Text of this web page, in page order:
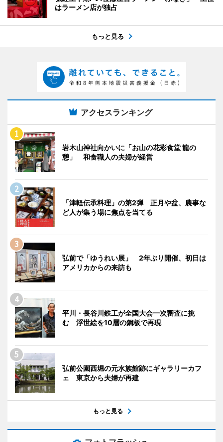
はラーメン店が独占
もっと見る
アクセスランキング
岩木山神社向かいに「お山の花彩食堂 龍の
憩」 和食職人の夫婦が経営
「津軽伝承料理」の第2弾 正月や盆、農事な
ど人が集う場に焦点を当てる
弘前で「ゆうれい展」 2年ぶり開催、初日は
アメリカからの来訪も
平川・長谷川鉄工が全国大会一次審査に挑
む 浮世絵を10層の鋼板で再現
弘前公園西堀の元水族館跡にギャラリーカフ
ェ 東京から夫婦が再建
もっと見る